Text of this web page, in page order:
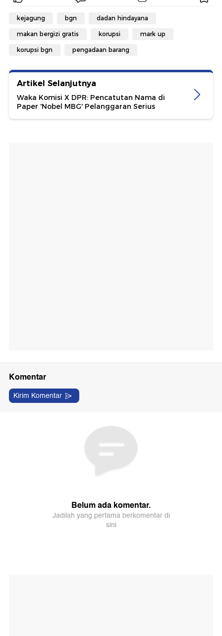
kejagung bgn dadan hindayana
makan bergizi gratis korupsi mark up
korupsi bgn pengadaan barang
Artikel Selanjutnya
Waka Komisi X DPR: Pencatutan Nama di
Paper 'Nobel MBG' Pelanggaran Serius